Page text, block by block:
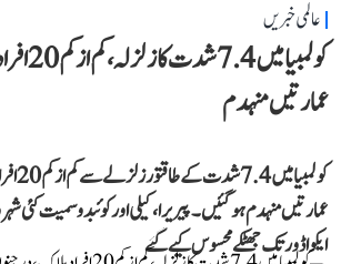
عالمی خبریں
کولمبیا
عمارتیں منہدم
عمارتیں منہدم ہو گئیں۔ پیریرا، کیلی اور کوئبدو سمیت کئی
ایکواڈور تک جھٹکے محسوس کیے گئے